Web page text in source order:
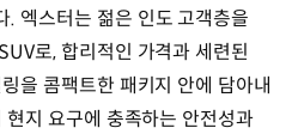
. 엑스터는 젊은 인도 고객층을
로, 합리적인 가격과 세련된
을 콤팩트한 패키지 안에 담아내
지 요구에 충족하는 안전성과